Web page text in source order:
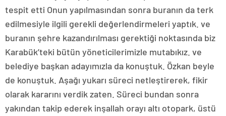
tespit etti Onun yapılmasından sonra buranın da terk
edilmesiyle ilgili gerekli değerlendirmeleri yaptık. ve
buranın şehre kazandırılması gerektiği noktasında biz
Karabük’teki bütün yöneticilerimizle mutabıkız. ve
belediye başkan adayımızla da konuştuk. Özkan beyle
de konuştuk. Aşağı yukarı süreci netleştirerek, fikir
olarak kararını verdik zaten. Süreci bundan sonra
yakından takip ederek inşallah orayı altı otopark, üstü